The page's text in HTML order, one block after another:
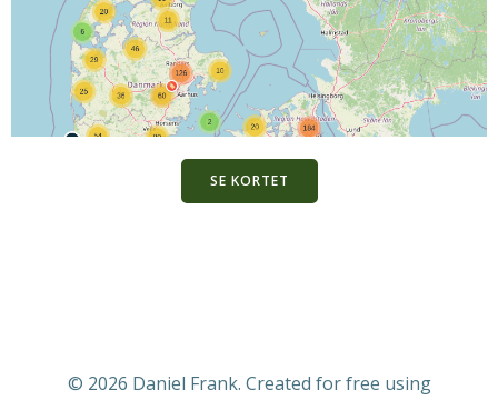
SE KORTET
© 2026 Daniel Frank. Created for free using